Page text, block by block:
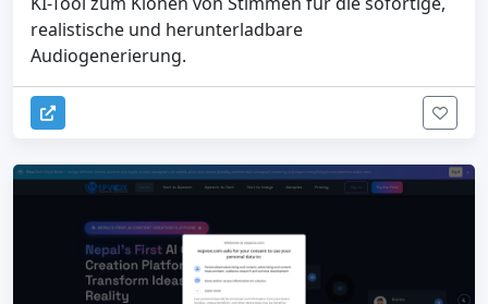
realistische und herunterladbare
Audiogenerierung.